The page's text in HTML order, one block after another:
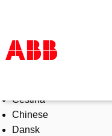
Products & Solutions
Industries
Services
Čeština
Chinese
Dansk